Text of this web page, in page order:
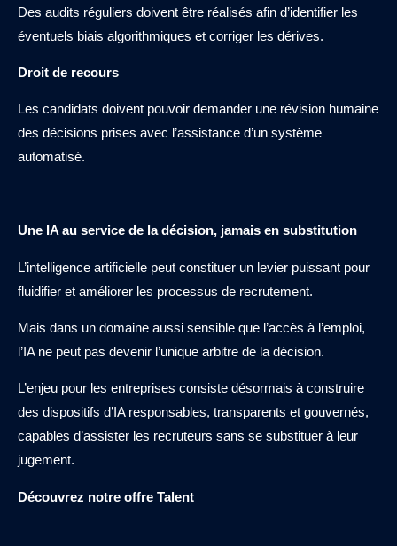
Des audits réguliers doivent être réalisés afin d’identifier les
éventuels biais algorithmiques et corriger les dérives.
Droit de recours
Les candidats doivent pouvoir demander une révision humaine
des décisions prises avec l’assistance d’un système
automatisé.
Une IA au service de la décision, jamais en substitution
L’intelligence artificielle peut constituer un levier puissant pour
fluidifier et améliorer les processus de recrutement.
Mais dans un domaine aussi sensible que l’accès à l’emploi,
l’IA ne peut pas devenir l’unique arbitre de la décision.
L’enjeu pour les entreprises consiste désormais à construire
des dispositifs d’IA responsables, transparents et gouvernés,
capables d’assister les recruteurs sans se substituer à leur
jugement.
Découvrez notre offre Talent